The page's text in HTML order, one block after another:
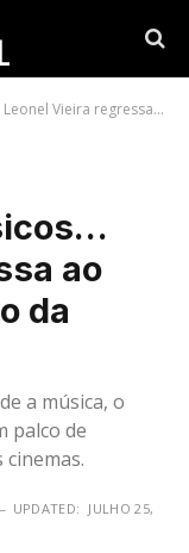
ao cinema com ‘O Pátio da Saudade’
ao
da
a música, o
palco de
UPDATED: JULHO 25,